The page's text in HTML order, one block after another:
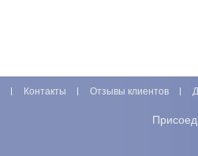
Контакты Отзывы клиентов